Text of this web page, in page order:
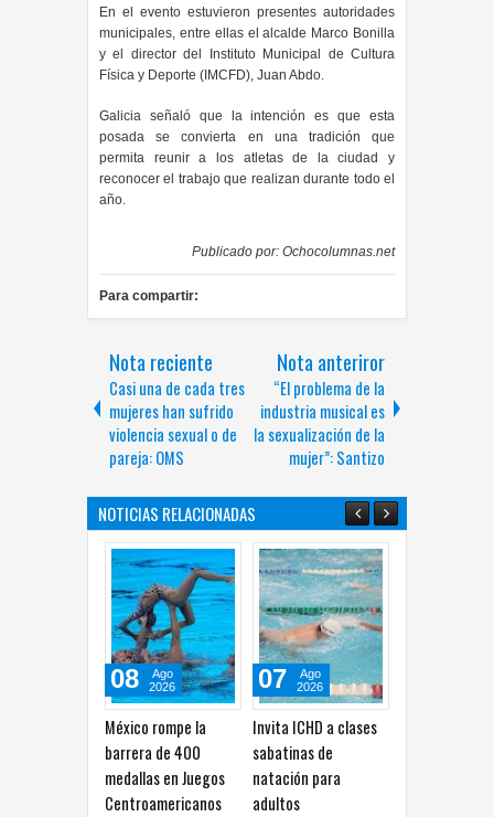
En el evento estuvieron presentes autoridades
municipales, entre ellas el alcalde Marco Bonilla
y el director del Instituto Municipal de Cultura
Física y Deporte (IMCFD), Juan Abdo.
Galicia señaló que la intención es que esta
posada se convierta en una tradición que
permita reunir a los atletas de la ciudad y
reconocer el trabajo que realizan durante todo el
año.
Publicado por: Ochocolumnas.net
Para compartir:
Nota reciente
Casi una de cada tres
mujeres han sufrido
violencia sexual o de
pareja: OMS
Nota anteriror
“El problema de la
industria musical es
la sexualización de la
mujer”: Santizo
NOTICIAS RELACIONADAS
México rompe la
barrera de 400
medallas en Juegos
Centroamericanos
Invita ICHD a clases
sabatinas de
natación para
adultos
07
Ago
2026
México supera su
marca en los Juegos
Centroamericanos y
07
2026